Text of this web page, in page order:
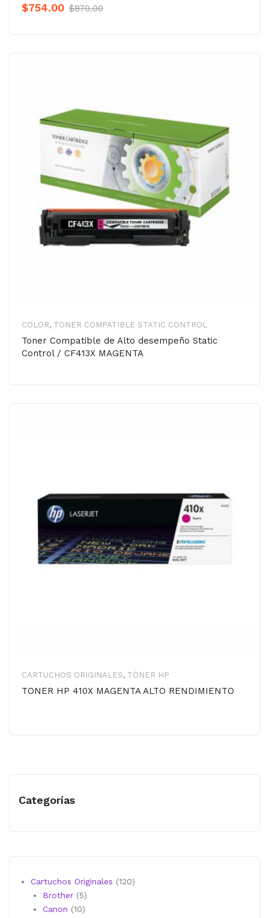
$870.00Original
$754.00
Current
COLOR, TONER COMPATIBLE STATIC CONTROL
Toner Compatible de Alto desempeño Static
Control / CF413X MAGENTA
CARTUCHOS ORIGINALES, TÓNER HP
TONER HP 410X MAGENTA ALTO RENDIMIENTO
Categorías
Cartuchos Originales 120120
Brother 55
productos
Canon 1010